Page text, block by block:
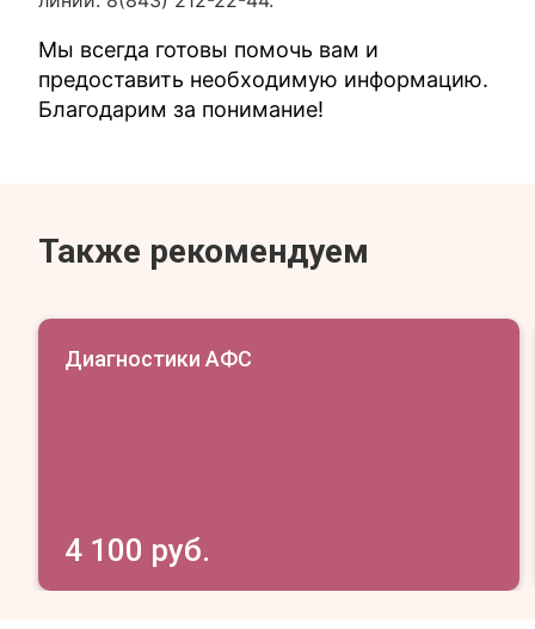
Мы всегда готовы помочь вам и
предоставить необходимую информацию.
Благодарим за понимание!
Также рекомендуем
Диагностики АФС
4 100 руб.